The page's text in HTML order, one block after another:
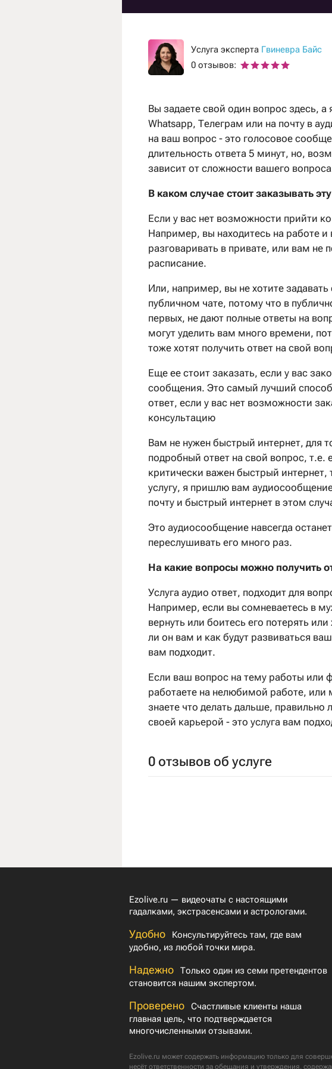
Услуга эксперта Гвиневра Байс
0 отзывов:
Вы задаете свой один вопрос здесь,
Whatsapp, Телеграм или на почту в
на ваш вопрос - это голосовое
длительность ответа 5 минут, но,
зависит от сложности вашего
В каком случае стоит заказывать
Если у вас нет возможности прийти
Например, вы находитесь на работе и
разговаривать в привате, или вам не
расписание.
Или, например, вы не хотите задавать
публичном чате, потому что в
первых, не дают полные ответы на
могут уделить вам много времени,
тоже хотят получить ответ на свой
Еще ее стоит заказать, если у вас
сообщения. Это самый лучший
ответ, если у вас нет возможности
консультацию
Вам не нужен быстрый интернет, для
подробный ответ на свой вопрос, т.е.
критически важен быстрый интернет,
услугу, я пришлю вам
почту и быстрый интернет в этом
Это аудиосообщение навсегда
переслушивать его много раз.
На какие вопросы можно получить
Услуга аудио ответ, подходит для
Например, если вы сомневаетесь в
вернуть или боитесь его потерять или
ли он вам и как будут развиваться
вам подходит.
Если ваш вопрос на тему работы или
работаете на нелюбимой работе, или
знаете что делать дальше, правильно
своей карьерой - это услуга вам
0 отзывов об услуге
Ezolive.ru — видеочаты с настоящими
гадалками, экстрасенсами и астрологами.
Удобно
Консультируйтесь там, где вам
удобно, из любой точки мира.
Надежно
Только один из семи претендентов
становится нашим экспертом.
Проверено
Счастливые клиенты наша
главная цель, что подтверждается
многочисленными отзывами.
Ezolive.ru может содержать информацию только для
несёт ответственности за обещания и утверждения,